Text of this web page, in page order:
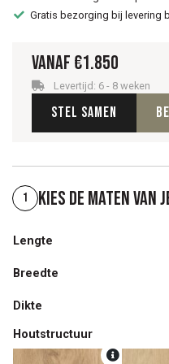
Gratis bezorging bij levering
Vanaf €1.850
Levertijd: 6 - 8 weken
Stel samen
1 Kies de maten
Lengte
Breedte
Dikte
Houtstructuur